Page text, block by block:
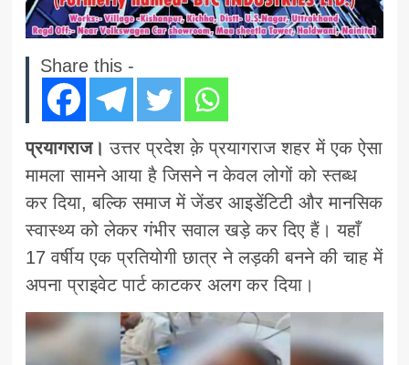
Share this -
प्रयागराज।उत्तर प्रदेश क़े प्रयागराज शहर में एक ऐसा
मामला सामने आया है जिसने न केवल लोगों को स्तब्ध
कर दिया, बल्कि समाज में जेंडर आइडेंटिटी और मानसिक
स्वास्थ्य को लेकर गंभीर सवाल खड़े कर दिए हैं। यहाँ
17 वर्षीय एक प्रतियोगी छात्र ने लड़की बनने की चाह में
अपना प्राइवेट पार्ट काटकर अलग कर दिया।